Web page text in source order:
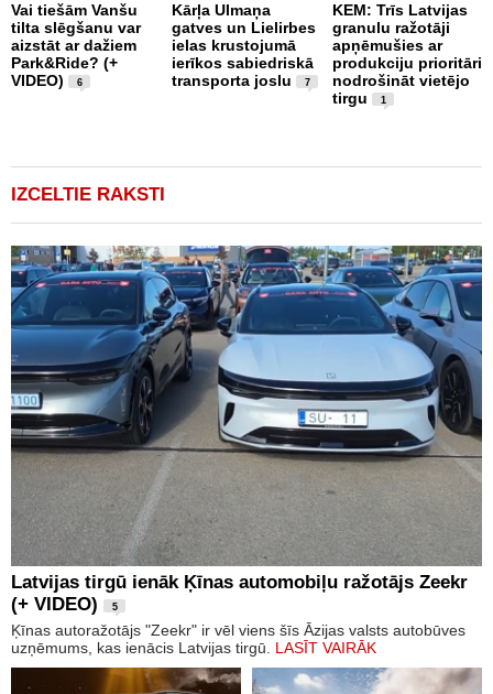
Vai tiešām Vanšu
tilta slēgšanu var
aizstāt ar dažiem
Park&Ride? (+
VIDEO)
6
Kārļa Ulmaņa
gatves un Lielirbes
ielas krustojumā
ierīkos sabiedriskā
transporta joslu
7
KEM: Trīs Latvijas
granulu ražotāji
apņēmušies ar
produkciju prioritāri
nodrošināt vietējo
tirgu
1
IZCELTIE RAKSTI
Latvijas tirgū ienāk Ķīnas automobiļu ražotājs Zeekr
(+ VIDEO)
5
Ķīnas autoražotājs "Zeekr" ir vēl viens šīs Āzijas valsts autobūves
uzņēmums, kas ienācis Latvijas tirgū. LASĪT VAIRĀK